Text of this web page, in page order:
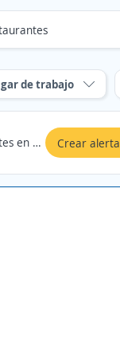
de trabajo
Crear alerta